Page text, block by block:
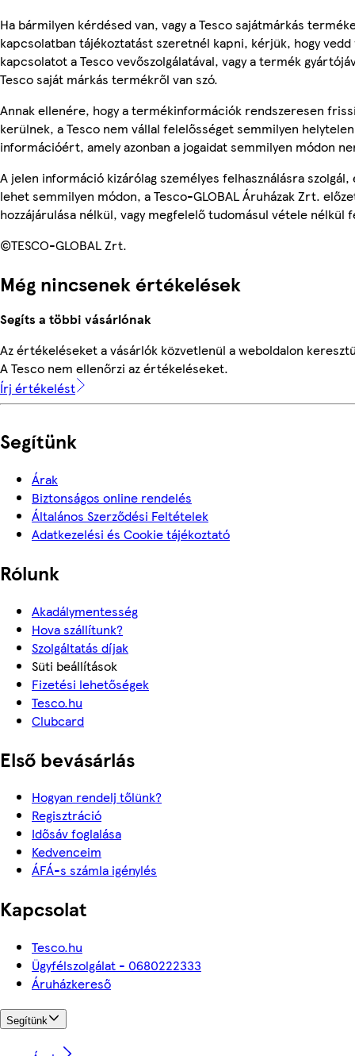
Ha bármilyen kérdésed van, vagy a Tesco sajátmárkás
kapcsolatban tájékoztatást szeretnél kapni, kérjük, hogy vedd
kapcsolatot a Tesco vevőszolgálatával, vagy a termék
Tesco saját márkás termékről van szó.
Annak ellenére, hogy a termékinformációk rendszeresen
kerülnek, a Tesco nem vállal felelősséget semmilyen helytelen
információért, amely azonban a jogaidat semmilyen módon
A jelen információ kizárólag személyes felhasználásra szolgál,
lehet semmilyen módon, a Tesco-GLOBAL Áruházak Zrt.
hozzájárulása nélkül, vagy megfelelő tudomásul vétele nélkül
©TESCO-GLOBAL Zrt.
Még nincsenek értékelések
Segíts a többi vásárlónak
Az értékeléseket a vásárlók közvetlenül a weboldalon
A Tesco nem ellenőrzi az értékeléseket.
Írj értékelést
Segítünk
Árak
Biztonságos online rendelés
Általános Szerződési Feltételek
Adatkezelési és Cookie tájékoztató
Rólunk
Akadálymentesség
Hova szállítunk?
Szolgáltatás díjak
Süti beállítások
Fizetési lehetőségek
Tesco.hu
Clubcard
Első bevásárlás
Hogyan rendelj tőlünk?
Regisztráció
Idősáv foglalása
Kedvenceim
ÁFÁ-s számla igénylés
Kapcsolat
Tesco.hu
Ügyfélszolgálat - 0680222333
Áruházkereső
Segítünk